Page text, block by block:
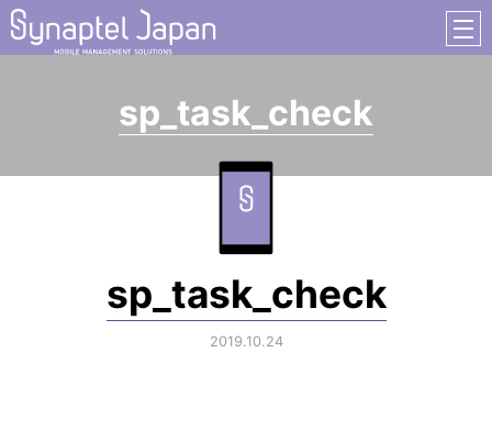
sp_task_check
sp_task_check
2019.10.24